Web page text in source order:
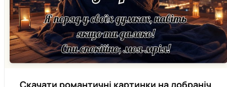
Скачати романтичні картинки на добраніч